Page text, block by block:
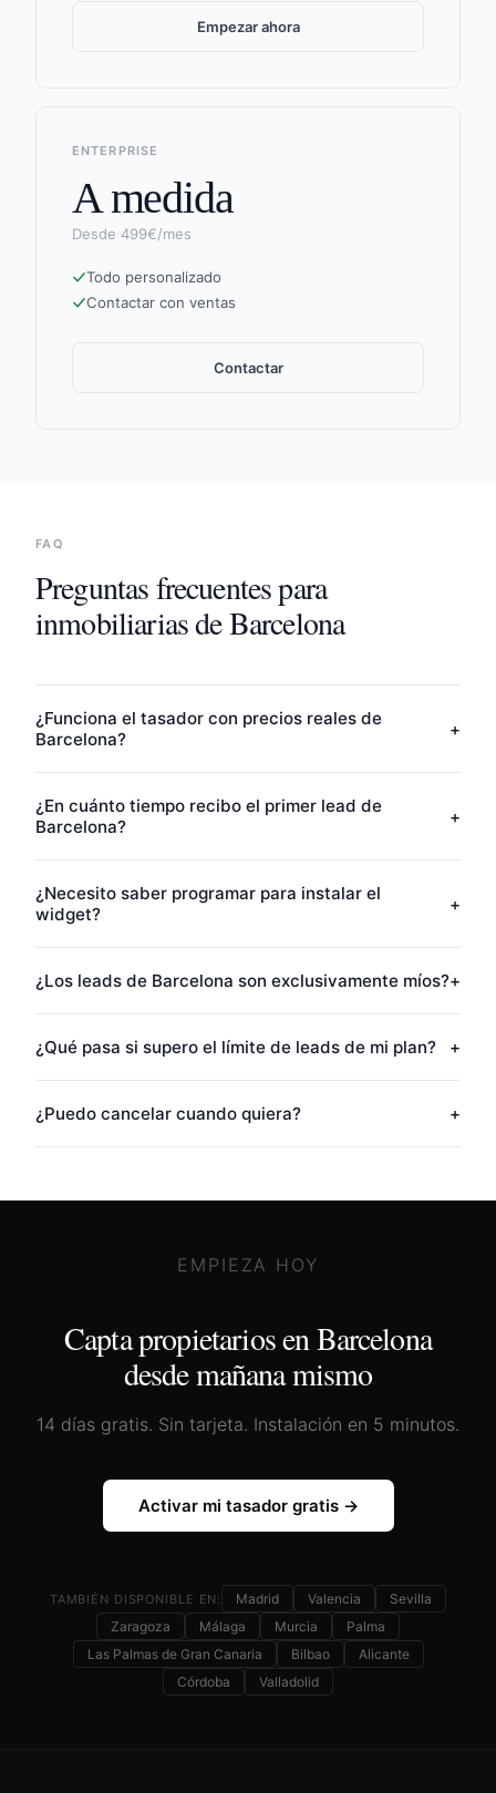
Empezar ahora
ENTERPRISE
A medida
Desde 499€/mes
Todo personalizado
Contactar con ventas
Contactar
FAQ
Preguntas frecuentes para
inmobiliarias deBarcelona
¿Funciona el tasador con precios reales de
Barcelona?
+
¿En cuánto tiempo recibo el primer lead de
Barcelona?
+
¿Necesito saber programar para instalar el
widget?
+
¿Los leads de Barcelona son exclusivamente míos?+
¿Qué pasa si supero el límite de leads de mi plan? +
¿Puedo cancelar cuando quiera? +
EMPIEZA HOY
Capta propietarios enBarcelona
desde mañana mismo
14 días gratis. Sin tarjeta. Instalación en 5 minutos.
Activar mi tasador gratis →
TAMBIÉN DISPONIBLE EN: Madrid Valencia
Sevilla
Zaragoza
Málaga Murcia
Palma
Las Palmas de Gran Canaria
Bilbao
Alicante
Córdoba
Valladolid